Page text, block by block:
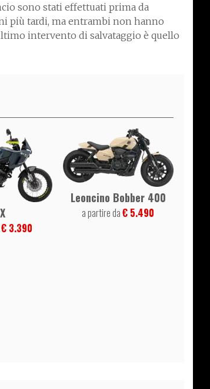
sono stati effettuati prima da
più tardi, ma entrambi non hanno
intervento di salvataggio è quello
€ 3.390
Leoncino Bobber 400
a partire da€ 5.490